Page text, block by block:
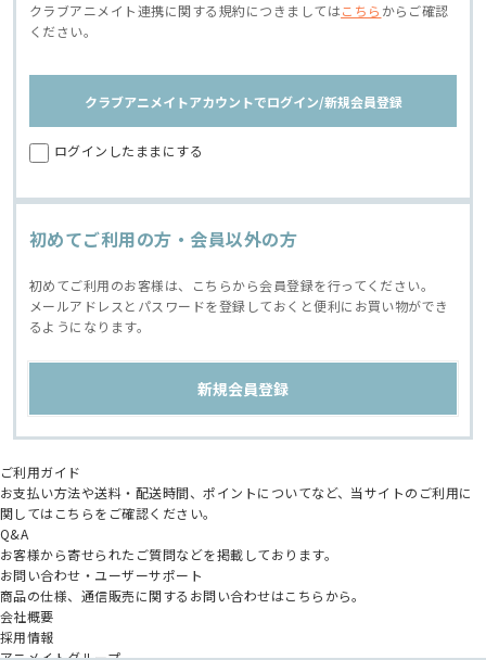
クラブアニメイト連携に関する規約につきましてはこちら からご確認
ください。
クラブアニメイトアカウントでログイン/新規会員登録
ログインしたままにする
初めてご利用の方・会員以外の方
初めてご利用のお客様は、こちらから会員登録を行ってください。
メールアドレスとパスワードを登録しておくと便利にお買い物ができ
るようになります。
ご利用ガイド
お支払い方法や送料・配送時間、ポイントについてなど、当サイトのご利用に
関してはこちらをご確認ください。
Q&A
お客様から寄せられたご質問などを掲載しております。
お問い合わせ・ユーザーサポート
商品の仕様、通信販売に関するお問い合わせはこちらから。
会社概要
採用情報